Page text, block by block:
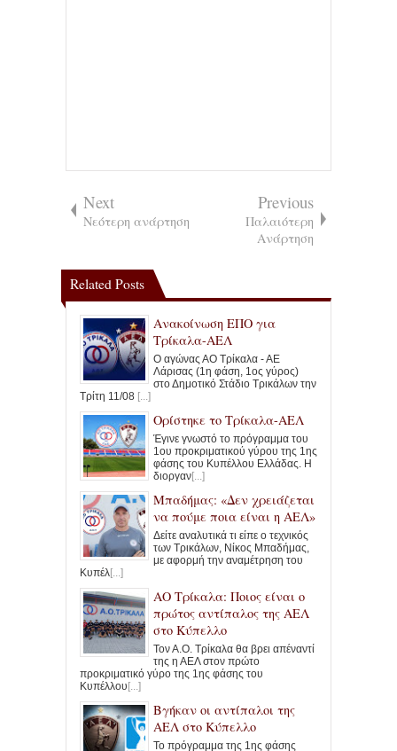
Next
Νεότερη ανάρτηση
Previous
Παλαιότερη
Ανάρτηση
Related Posts
Ανακοίνωση ΕΠΟ για
Τρίκαλα-ΑΕΛ
Ο αγώνας ΑΟ Τρίκαλα - ΑΕ
Λάρισας (1η φάση, 1ος γύρος)
στο Δημοτικό Στάδιο Τρικάλων την
Τρίτη 11/08 [...]
Ορίστηκε το Τρίκαλα-ΑΕΛ
Έγινε γνωστό το πρόγραμμα του
1ου προκριματικού γύρου της 1ης
φάσης του Κυπέλλου Ελλάδας. Η
διοργαν[...]
Μπαδήμας: «Δεν χρειάζεται
να πούμε ποια είναι η ΑΕΛ»
Δείτε αναλυτικά τι είπε ο τεχνικός
των Τρικάλων, Νίκος Μπαδήμας,
με αφορμή την αναμέτρηση του
Κυπέλ[...]
ΑΟ Τρίκαλα: Ποιος είναι ο
πρώτος αντίπαλος της ΑΕΛ
στο Κύπελλο
Τον Α.Ο. Τρίκαλα θα βρει απέναντί
της η ΑΕΛ στον πρώτο
προκριματικό γύρο της 1ης φάσης του
Κυπέλλου [...]
Βγήκαν οι αντίπαλοι της
ΑΕΛ στο Κύπελλο
Το πρόγραμμα της 1ης φάσης